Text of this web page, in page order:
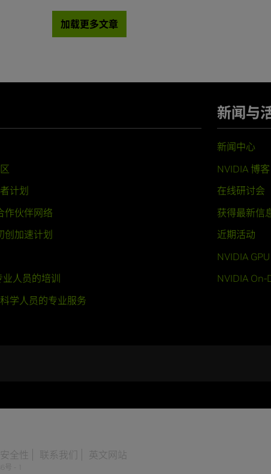
加载更多文章
计划
作伙伴网络
创加速计划
人员的培训
学人员的专业服务
新闻与
新闻中心
NVIDIA 博客
在线研讨会
获得最新信
近期活动
NVIDIA
NVIDIA On-
全性 联系我们 英文网站
号 - 1